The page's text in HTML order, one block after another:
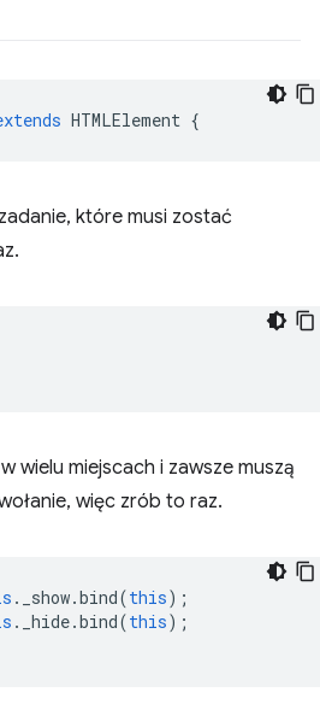
HTMLElement {
które musi zostać
wielu miejscach i zawsze muszą
więc zrób to raz.
. _show.bind(this);
. _hide.bind(this);